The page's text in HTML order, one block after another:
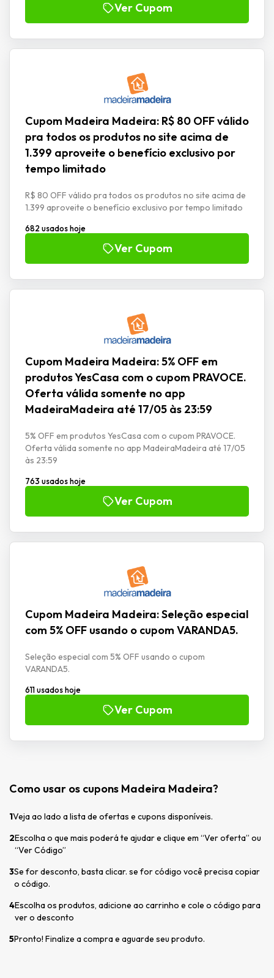
Ver Cupom
Cupom Madeira Madeira: R$ 80 OFF válido
pra todos os produtos no site acima de
1.399 aproveite o benefício exclusivo por
tempo limitado
R$ 80 OFF válido pra todos os produtos no site acima de
1.399 aproveite o benefício exclusivo por tempo limitado
682 usados hoje
Ver Cupom
Cupom Madeira Madeira: 5% OFF em
produtos YesCasa com o cupom PRAVOCE.
Oferta válida somente no app
MadeiraMadeira até 17/05 às 23:59
5% OFF em produtos YesCasa com o cupom PRAVOCE.
Oferta válida somente no app MadeiraMadeira até 17/05
às 23:59
763 usados hoje
Ver Cupom
Cupom Madeira Madeira: Seleção especial
com 5% OFF usando o cupom VARANDA5.
Seleção especial com 5% OFF usando o cupom
VARANDA5.
611 usados hoje
Ver Cupom
Como usar os cupons Madeira Madeira?
1Veja ao lado a lista de ofertas e cupons disponíveis.
2Escolha o que mais poderá te ajudar e clique em “Ver oferta” ou
“Ver Código”
3Se for desconto, basta clicar. se for código você precisa copiar
o código.
4Escolha os produtos, adicione ao carrinho e cole o código para
ver o desconto
5Pronto! Finalize a compra e aguarde seu produto.